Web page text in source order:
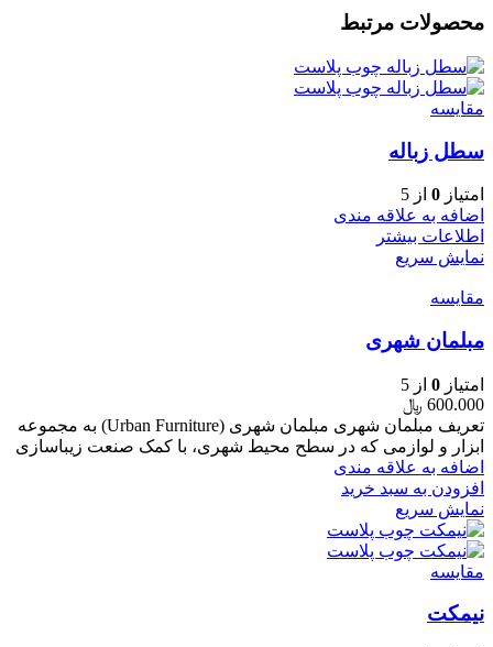
محصولات مرتبط
مقایسه
سطل زباله
امتیاز 0 از 5
اضافه به علاقه مندی
اطلاعات بیشتر
نمایش سریع
مقایسه
مبلمان شهری
امتیاز 0 از 5
600.000 ﷼
تعریف مبلمان شهری مبلمان شهری (Urban Furniture) به مجموعه
ابزار و لوازمی که در سطح محیط شهری، با کمک صنعت زیباسازی
اضافه به علاقه مندی
افزودن به سبد خرید
نمایش سریع
مقایسه
نیمکت